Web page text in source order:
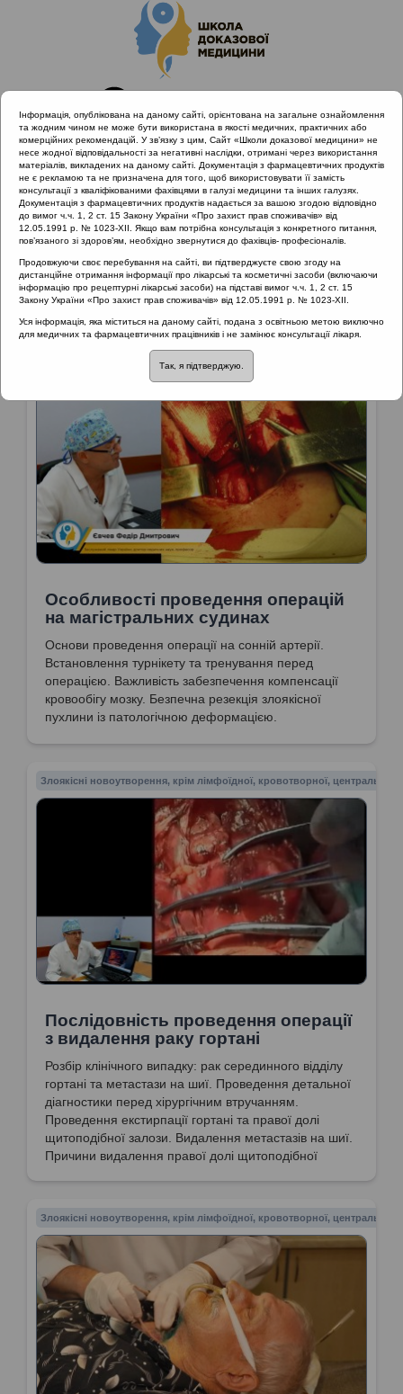
Головна Матеріали за МКХ-11 02 Новоутворення
Матеріали за МКХ-11 :: 02 Новоутворення
Рубрика:
02 Новоутворення
Особливості проведення операцій
на магістральних судинах
Основи проведення операції на сонній артерії.
Встановлення турнікету та тренування перед
операцією. Важливість забезпечення компенсації
кровообігу мозку. Безпечна резекція злоякісної
пухлини із патологічною деформацією.
Злоякісні новоутворення, крім лімфоїдної, кровотворної, центральної
Послідовність проведення операції
з видалення раку гортані
Розбір клінічного випадку: рак серединного відділу
гортані та метастази на шиї. Проведення детальної
діагностики перед хірургічним втручанням.
Проведення екстирпації гортані та правої долі
щитоподібної залози. Видалення метастазів на шиї.
Причини видалення правої долі щитоподібної
біфуркації сонної артерії м’якими тканинами
киваючого м’язу.
Злоякісні новоутворення, крім лімфоїдної, кровотворної, центральної
Інформація, опублікована на даному сайті, орієнтована на загальне ознайомлення
та жодним чином не може бути використана в якості медичних, практичних або
комерційних рекомендацій. У зв’язку з цим, Сайт «Школи доказової медицини» не
несе жодної відповідальності за негативні наслідки, отримані через використання
матеріалів, викладених на даному сайті. Документація з фармацевтичних продуктів
не є рекламою та не призначена для того, щоб використовувати її замість
консультації з кваліфікованими фахівцями в галузі медицини та інших галузях.
Документація з фармацевтичних продуктів надається за вашою згодою відповідно
до вимог ч.ч. 1, 2 ст. 15 Закону України «Про захист прав споживачів» від
12.05.1991 р. № 1023-XII. Якщо вам потрібна консультація з конкретного питання,
пов’язаного зі здоров’ям, необхідно звернутися до фахівців- професіоналів.
Продовжуючи своє перебування на сайті, ви підтверджуєте свою згоду на
дистанційне отримання інформації про лікарські та косметичні засоби (включаючи
інформацію про рецептурні лікарські засоби) на підставі вимог ч.ч. 1, 2 ст. 15
Закону України «Про захист прав споживачів» від 12.05.1991 р. № 1023-XII.
Уся інформація, яка міститься на даному сайті, подана з освітньою метою виключно
для медичних та фармацевтичних працівників і не замінює консультації лікаря.
Так, я підтверджую.